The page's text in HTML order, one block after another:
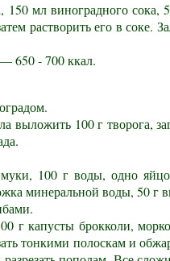
150 мл виноградного
растворить его в соке.
650 - 700 ккал.
выложить 100 г творога,
100 г воды, одно
минеральной воды, 50 г
г капусты брокколи,
тонкими полоскам и